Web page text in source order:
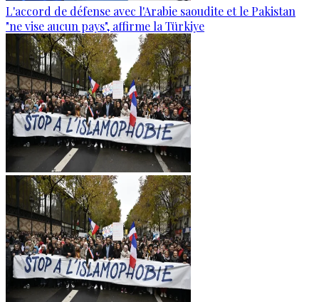
L'accord de défense avec l'Arabie saoudite et le Pakistan
"ne vise aucun pays", affirme la Türkiye